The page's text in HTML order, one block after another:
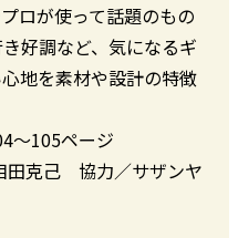
ロが使って話題のもの
好調など、気になるギ
地を素材や設計の特徴
〜105ページ
田克己 協力／サザンヤ